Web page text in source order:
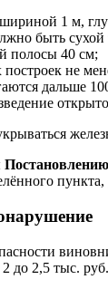
1 м,
быть
полосы 40 см;
не
дальше
до 2,5 тыс. руб.